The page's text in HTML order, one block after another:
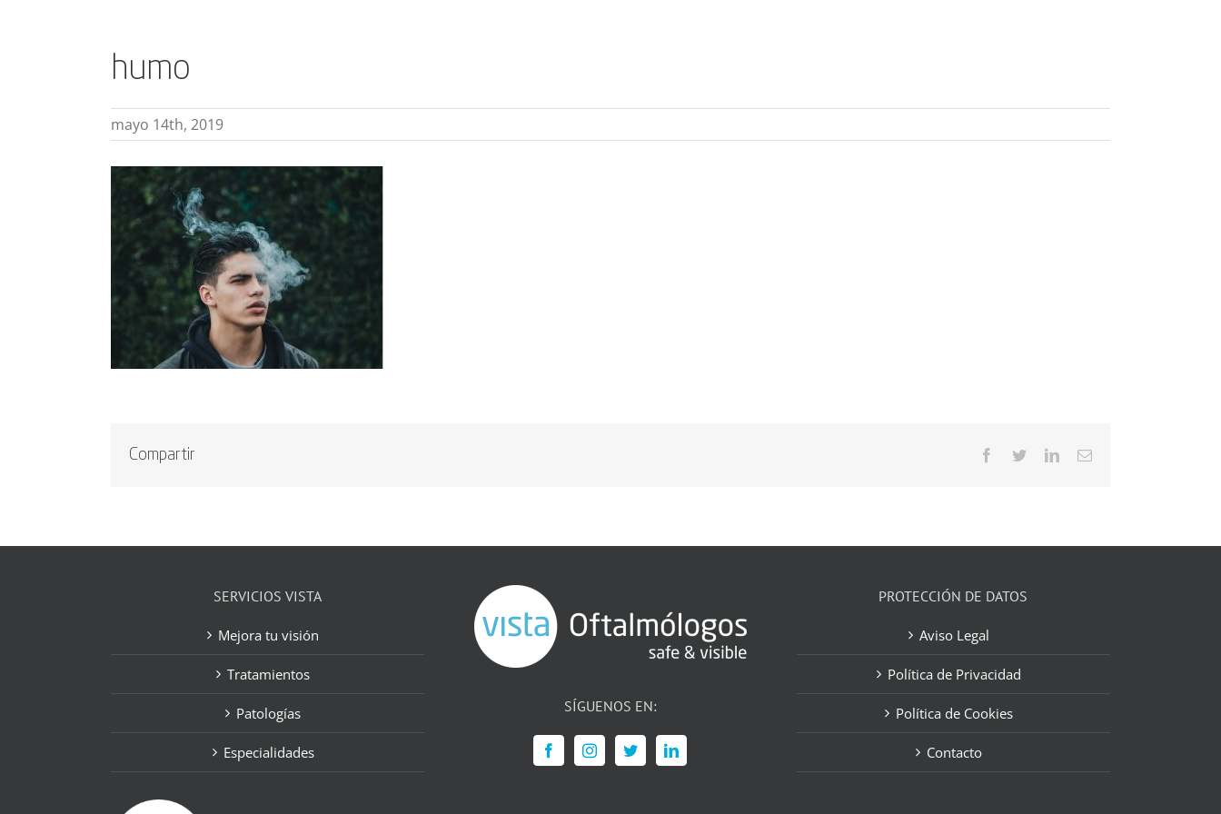
humo
mayo 14th, 2019
Compartir Facebook
TwitterLinkedInCorreo
SERVICIOS VISTA
Mejora tu visión
Tratamientos
Patologías
Especialidades
SÍGUENOS EN:
PROTECCIÓN DE DATOS
Aviso Legal
Política de Privacidad
Política de Cookies
Contacto